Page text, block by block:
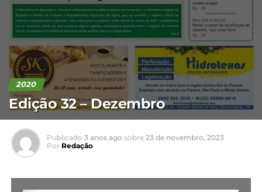
2020
Edição 32 – Dezembro
Publicado 3 anos ago sobre 23 de novembro, 2023
Por Redação